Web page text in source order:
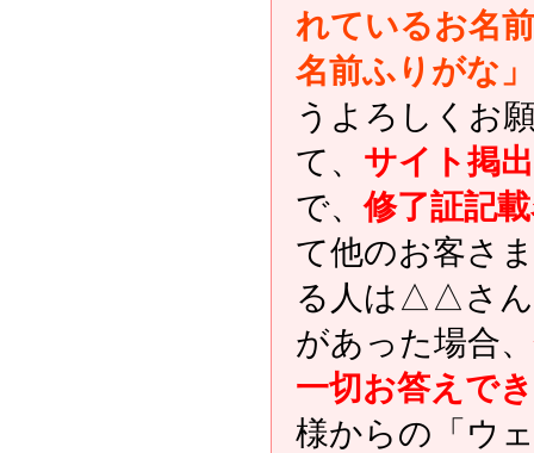
れているお名
名前ふりがな」
うよろしくお
て、 サイト掲
で、修了証記
て他のお客さ
る人は△△さん
があった場合、
一切お答えで
様からの「ウ